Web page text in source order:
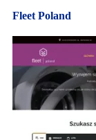
Fleet Poland